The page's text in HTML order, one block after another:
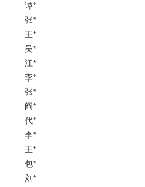
谭*
张*
王*
吴*
江*
李*
张*
阎*
代*
李*
王*
包*
刘*